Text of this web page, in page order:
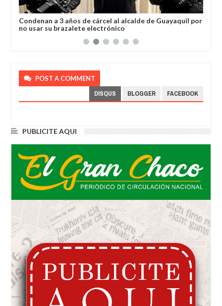
Condenan a 3 años de cárcel al alcalde de Guayaquil por
no usar su brazalete electrónico
POST A COMMENT
DISQUS BLOGGER FACEBOOK
PUBLICITE AQUI